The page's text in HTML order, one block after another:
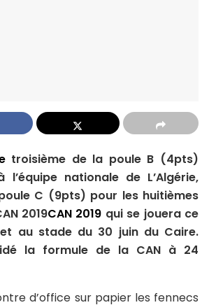
troisième de la poule B (4pts)
nationale de L’Algérie,
C (9pts) pour les huitièmes
2019CAN 2019 qui se jouera ce
au stade du 30 juin du Caire.
la formule de la CAN à 24
d’office sur papier les fennecs